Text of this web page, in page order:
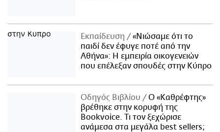
Εκπαίδευση
«Νιώσαμε ότι το
παιδί δεν έφυγε ποτέ από την
Αθήνα»: Η εμπειρία οικογενειών
που επέλεξαν σπουδές στην Κύπρο
Οδηγός Βιβλίου
Ο «Καθρέφτης»
βρέθηκε στην κορυφή της
Bookvoice. Τι τον ξεχώρισε
ανάμεσα στα μεγάλα best sellers;